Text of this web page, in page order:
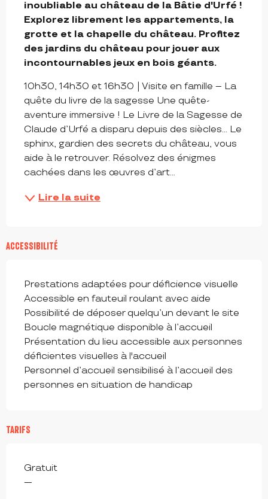
inoubliable au château de la Bâtie d'Urfé !
Explorez librement les appartements, la
grotte et la chapelle du château. Profitez
des jardins du château pour jouer aux
incontournables jeux en bois géants.
10h30, 14h30 et 16h30 | Visite en famille – La
quête du livre de la sagesse Une quête-
aventure immersive ! Le Livre de la Sagesse de
Claude d’Urfé a disparu depuis des siècles… Le
sphinx, gardien des secrets du château, vous
aide à le retrouver. Résolvez des énigmes
cachées dans les œuvres d’art...
Lire la suite
ACCESSIBILITÉ
Prestations adaptées pour déficience visuelle
Accessible en fauteuil roulant avec aide
Possibilité de déposer quelqu’un devant le site
Boucle magnétique disponible à l’accueil
Présentation du lieu accessible aux personnes
déficientes visuelles à l'accueil
Personnel d’accueil sensibilisé à l’accueil des
personnes en situation de handicap
TARIFS
Gratuit
—